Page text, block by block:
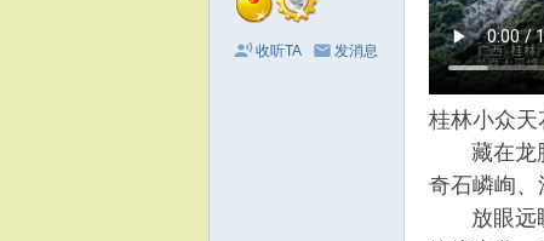
收听TA 发消息
桂林小众天
藏在龙胜
奇石嶙峋、
放眼远眺